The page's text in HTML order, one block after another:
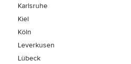
Karlsruhe
Kiel
Köln
Leverkusen
Lübeck